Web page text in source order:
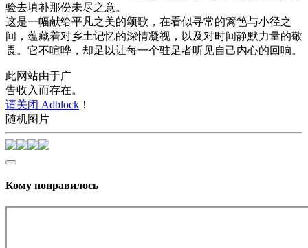
验去填补那份未尽之意。
这是一幅献给平凡之美的颂歌，在看似寻常的篱笆与小径之
间，蕴藏着对乡土记忆的深情凝视，以及对时间静默力量的敬
畏。它不喧哗，却足以让每一个驻足者听见自己内心的回响。
此网站由于广
告收入而存在。
请关闭 Adblock ！
随机图片
Кому понравилось